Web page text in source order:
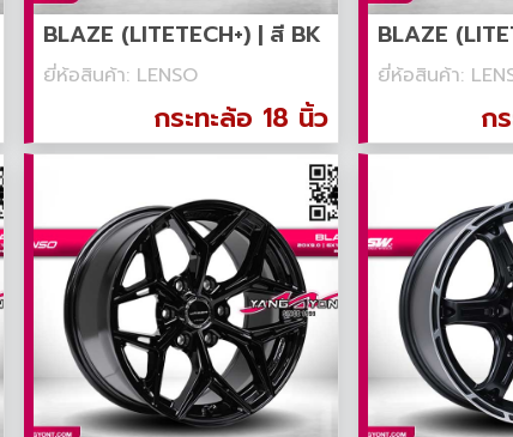
BLAZE (LITETECH+) | สี BK
ยี่ห้อสินค้า: LENSO
กระทะล้อ 18 นิ้ว
BLAZE
ยี่ห้อสินค้า:
ก